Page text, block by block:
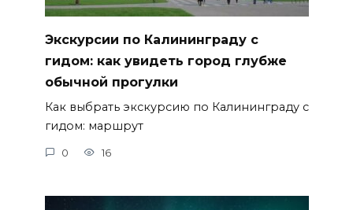
Экскурсии по Калининграду с
гидом: как увидеть город глубже
обычной прогулки
Как выбрать экскурсию по Калининграду с
гидом: маршрут
0 16